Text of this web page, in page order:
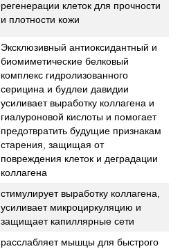
регенерации клеток для прочности
и плотности кожи
Эксклюзивный антиоксидантный и
биомиметические белковый
комплекс гидролизованного
серицина и будлеи давидии
усиливает выработку коллагена и
гиалуроновой кислоты и помогает
предотвратить будущие признакам
старения, защищая от
повреждения клеток и деградации
коллагена
стимулирует выработку коллагена,
усиливает микроциркуляцию и
защищает капиллярные сети
расслабляет мышцы для быстрого